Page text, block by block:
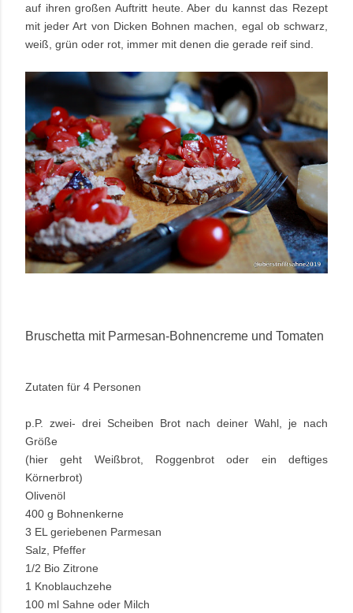
auf ihren großen Auftritt heute. Aber du kannst das Rezept
mit jeder Art von Dicken Bohnen machen, egal ob schwarz,
weiß, grün oder rot, immer mit denen die gerade reif sind
Bruschetta mit Parmesan-Bohnencreme und Tomaten
Zutaten für 4 Personen
p.P. zwei- drei Scheiben Brot nach deiner Wahl, je nach
Größe
(hier geht Weißbrot, Roggenbrot oder ein deftiges
Körnerbrot)
Olivenöl
400 g Bohnenkerne
3 EL geriebenen Parmesan
Salz, Pfeffer
1/2 Bio Zitrone
1 Knoblauchzehe
100 ml Sahne oder Milch